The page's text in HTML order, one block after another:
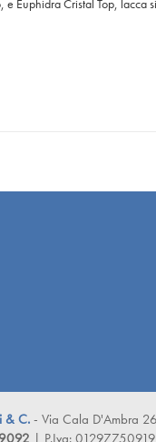
& C. - Via Cala D'Ambra
| P.Iva: